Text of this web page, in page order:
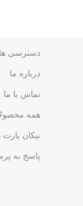
دسترسی
درباره ما
تماس با ما
همه
نیکان پارت
پاسخ به